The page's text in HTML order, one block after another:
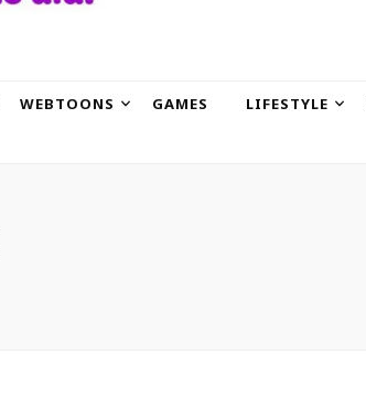
WEBTOONS GAMES LIFESTYLE